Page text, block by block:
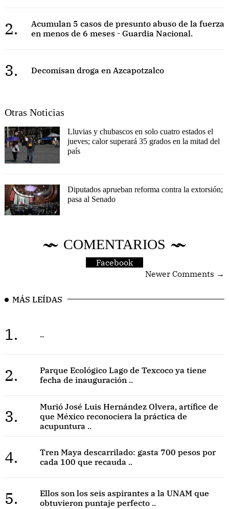
2.
Acumulan 5 casos de presunto abuso de la fuerza
en menos de 6 meses - Guardia Nacional.
3. Decomisan droga en Azcapotzalco
Otras Noticias
Lluvias y chubascos en solo cuatro estados el
jueves; calor superará 35 grados en la mitad del
país
Diputados aprueban reforma contra la extorsión;
pasa al Senado
COMENTARIOS
Facebook
Newer Comments →
MÁS LEÍDAS
1. ..
2.
Parque Ecológico Lago de Texcoco ya tiene
fecha de inauguración ..
3.
Murió José Luis Hernández Olvera, artífice de
que México reconociera la práctica de
acupuntura ..
4.
Tren Maya descarrilado: gasta 700 pesos por
cada 100 que recauda ..
5.
Ellos son los seis aspirantes a la UNAM que
obtuvieron puntaje perfecto ..